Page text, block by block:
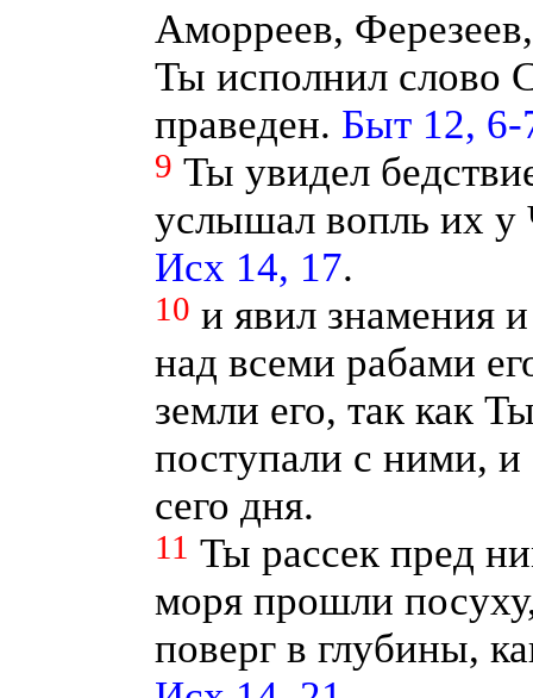
Аморреев,
Ты исполнил слово
праведен. Быт 12, 6-
9 Ты увидел
услышал вопль их
Исх 14, 17.
10 и явил знамения
над всеми рабами
земли его, так как
поступали с ними,
сего дня.
11 Ты рассек пред
моря прошли
поверг в глубины,